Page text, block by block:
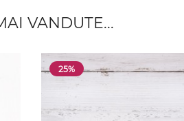
VANDUTE...
25%